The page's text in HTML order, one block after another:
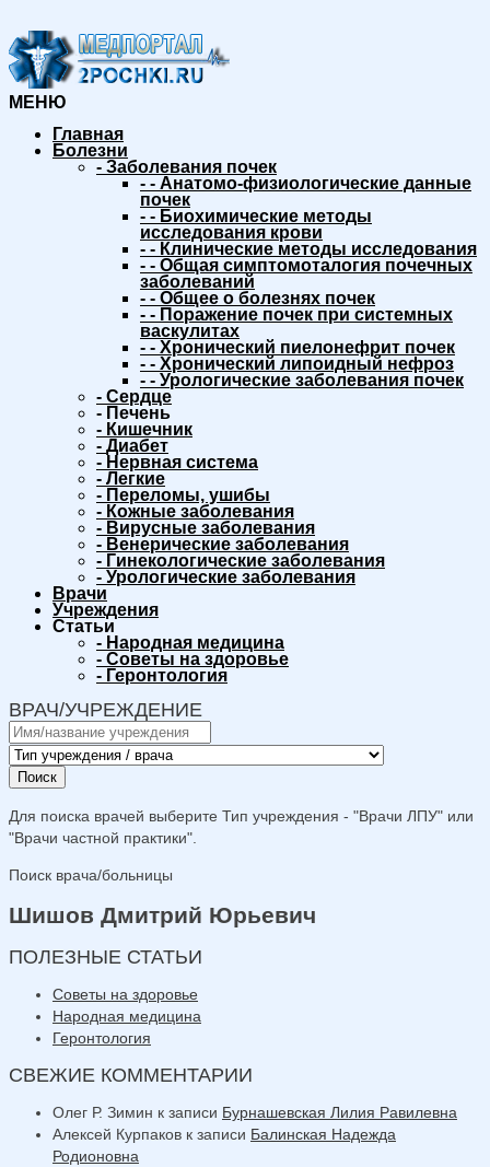
МЕНЮ
Главная
Болезни
- Заболевания почек
- - Анатомо-физиологические данные
почек
- - Биохимические методы
исследования крови
- - Клинические методы исследования
- - Общая симптомоталогия почечных
заболеваний
- - Общее о болезнях почек
- - Поражение почек при системных
васкулитах
- - Хронический пиелонефрит почек
- - Хронический липоидный нефроз
- - Урологические заболевания почек
- Сердце
- Печень
- Кишечник
- Диабет
- Нервная система
- Легкие
- Переломы, ушибы
- Кожные заболевания
- Вирусные заболевания
- Венерические заболевания
- Гинекологические заболевания
- Урологические заболевания
Врачи
Учреждения
Статьи
- Народная медицина
- Советы на здоровье
- Геронтология
ВРАЧ/УЧРЕЖДЕНИЕ
Поиск
Для поиска врачей выберите Тип учреждения - "Врачи ЛПУ" или
"Врачи частной практики".
Поиск врача/больницы
Шишов Дмитрий Юрьевич
ПОЛЕЗНЫЕ СТАТЬИ
Советы на здоровье
Народная медицина
Геронтология
СВЕЖИЕ КОММЕНТАРИИ
Олег Р. Зимин к записи Бурнашевская Лилия Равилевна
Алексей Курпаков к записи Балинская Надежда
Родионовна